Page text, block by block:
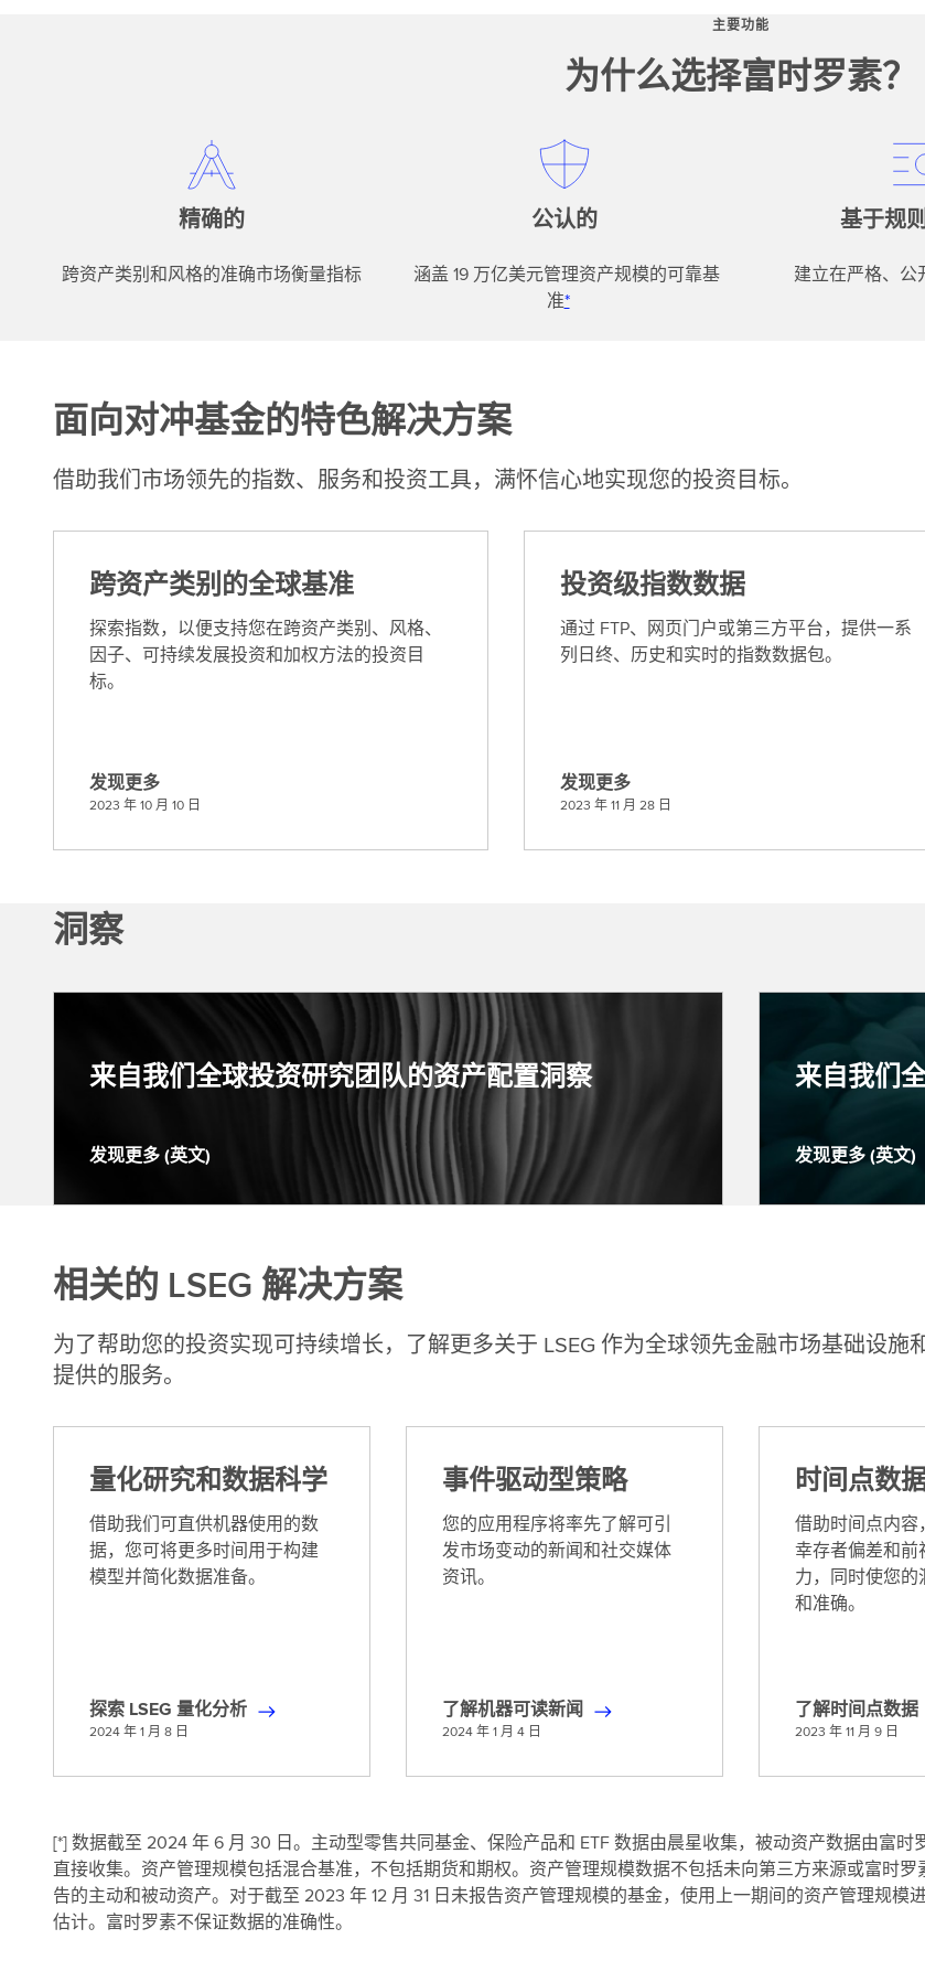
主要功能
为什么选择富时罗素？
精确的
跨资产类别和风格的准确市场衡量指标
公认的
涵盖 19 万亿美元管理资产规模的可靠基
准*
基于规
建立在严格、公
面向对冲基金的特色解决方案
借助我们市场领先的指数、服务和投资工具，满怀信心地实现您的投资目标。
跨资产类别的全球基准
探索指数，以便支持您在跨资产类别、风格、
因子、可持续发展投资和加权方法的投资目
标。
发
更
发现更多
2023 年 10 月 10 日
投资级指数数据
通过 FTP、网页门户或第三方平台，提供一系
列日终、历史和实时的指数数据包。
发
更
发现更多
2023 年 11 月 28 日
洞察
来自我们全球投资研究团队的资产配置洞察
发
(
英
文
发现更多 (英文)
来自我们
发
文
)
发现更多 (英文)
相关的 LSEG 解决方案
为了帮助您的投资实现可持续增长，了解更多关于 LSEG 作为全球领先金融市场基础设施
提供的服务。
量化研究和数据科学
借助我们可直供机器使用的数
据，您可将更多时间用于构建
模型并简化数据准备。
探
L
E
G
量
化
分
探索 LSEG 量化分析
2024 年 1 月 8 日
事件驱动型策略
您的应用程序将率先了解可引
发市场变动的新闻和社交媒体
资讯。
了
机
可
读
新
闻
了解机器可读新闻
2024 年 1 月 4 日
时间点数
借助时间点内容
幸存者偏差和前
力，同时使您的
和准确。
了
时
点
数
据
（
了解时间点数据
2023 年 11 月 9 日
[*] 数据截至 2024 年 6 月 30 日。主动型零售共同基金、保险产品和 ETF 数据由晨星收集，被动资产数据由富时
直接收集。资产管理规模包括混合基准，不包括期货和期权。资产管理规模数据不包括未向第三方来源或富时罗
告的主动和被动资产。对于截至 2023 年 12 月 31 日未报告资产管理规模的基金，使用上一期间的资产管理规模
估计。富时罗素不保证数据的准确性。